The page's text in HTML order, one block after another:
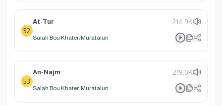
52
At-Tur 214.9K
Salah Bou Khater: Muratalun
53
An-Najm 219.0K
Salah Bou Khater: Muratalun